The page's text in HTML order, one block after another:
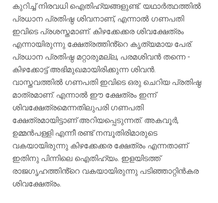
കുറിച്ച് നിരവധി ഐതിഹ്യങ്ങളുണ്ട്. യഥാർത്ഥത്തിൽ
പ്രധാന പ്രതിഷ്ഠ ശിവനാണ്, എന്നാൽ ഗണപതി
ഇവിടെ പ്രശസ്തമാണ്. കിഴക്കേക്കര ശിവക്ഷേത്രം
എന്നായിരുന്നു ക്ഷേത്രത്തിൻ്റെ കൃത്യമായ പേര്.
പ്രധാന പ്രതിഷ്ഠ മറ്റാരുമല്ല, പരമശിവൻ തന്നെ -
കിഴക്കോട്ട് അഭിമുഖമായിരിക്കുന്ന ശിവൻ.
വാസ്തവത്തിൽ ഗണപതി ഇവിടെ ഒരു ചെറിയ പ്രതിഷ്ഠ
മാത്രമാണ്. എന്നാൽ ഈ ക്ഷേത്രം ഇന്ന്
ശിവക്ഷേത്രമെന്നതിലുപരി ഗണപതി
ക്ഷേത്രമായിട്ടാണ് അറിയപ്പെടുന്നത്. അകവൂർ,
ഉമ്മൻപള്ളി എന്നീ രണ്ട് നമ്പൂതിരിമാരുടെ
വകയായിരുന്നു കിഴക്കേക്കര ക്ഷേത്രം എന്നതാണ്
ഇതിനു പിന്നിലെ ഐതിഹ്യം. ഇളയിടത്ത്
രാജഗൃഹത്തിൻ്റെ വകയായിരുന്നു പടിഞ്ഞാറ്റിൻകര
ശിവക്ഷേത്രം.